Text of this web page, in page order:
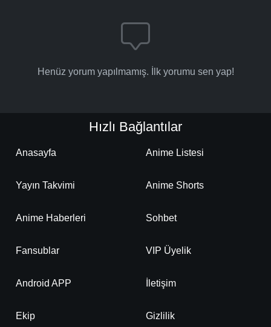
Henüz yorum yapılmamış. İlk yorumu sen yap!
Hızlı Bağlantılar
Anasayfa Anime Listesi
Yayın Takvimi Anime Shorts
Anime Haberleri Sohbet
Fansublar VIP Üyelik
Android APP İletişim
Ekip Gizlilik